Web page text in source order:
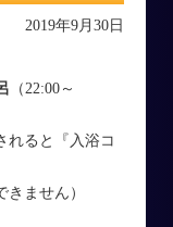
2019年9月30日
（22:00～
れると『入浴コ
きません）